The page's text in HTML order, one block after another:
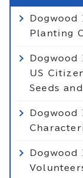
Planting
US
Seeds